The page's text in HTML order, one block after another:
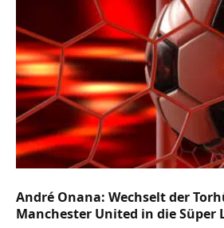
André Onana: Wechselt der
Manchester United in die Süper